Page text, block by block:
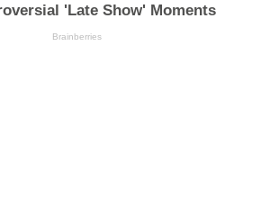
'Late Show' Moments
Brainberries